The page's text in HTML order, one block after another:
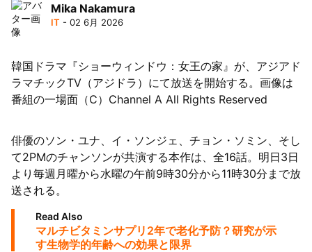
Mika Nakamura
IT - 02 6月 2026
韓国ドラマ『ショーウィンドウ：女王の家』が、アジアド
ラマチックTV（アジドラ）にて放送を開始する。画像は
番組の一場面（C）Channel A All Rights Reserved
俳優のソン・ユナ、イ・ソンジェ、チョン・ソミン、そし
て2PMのチャンソンが共演する本作は、全16話。明日3日
より毎週月曜から水曜の午前9時30分から11時30分まで放
送される。
Read Also
マルチビタミンサプリ2年で老化予防？研究が示
す生物学的年齢への効果と限界